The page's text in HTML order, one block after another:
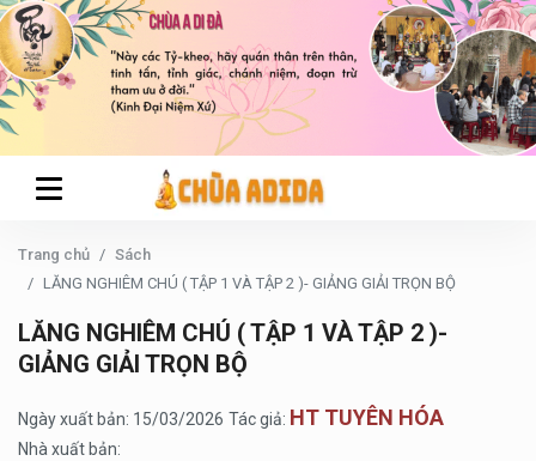
Trang chủ
Sách
LĂNG NGHIÊM CHÚ ( TẬP 1 VÀ TẬP 2 )- GIẢNG GIẢI TRỌN BỘ
LĂNG NGHIÊM CHÚ ( TẬP 1 VÀ TẬP 2 )-
GIẢNG GIẢI TRỌN BỘ
Ngày xuất bản: 15/03/2026 Tác giả: HT TUYÊN HÓA
Nhà xuất bản: